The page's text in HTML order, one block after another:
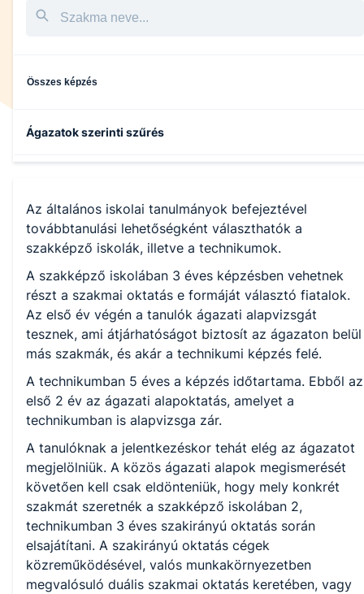
Összes képzés
Ágazatok szerinti szűrés
Az általános iskolai tanulmányok befejeztével
továbbtanulási lehetőségként választhatók a
szakképző iskolák, illetve a technikumok.
A szakképző iskolában 3 éves képzésben vehetnek
részt a szakmai oktatás e formáját választó fiatalok.
Az első év végén a tanulók ágazati alapvizsgát
tesznek, ami átjárhatóságot biztosít az ágazaton belül
más szakmák, és akár a technikumi képzés felé.
A technikumban 5 éves a képzés időtartama. Ebből az
első 2 év az ágazati alapoktatás, amelyet a
technikumban is alapvizsga zár.
A tanulóknak a jelentkezéskor tehát elég az ágazatot
megjelölniük. A közös ágazati alapok megismerését
követően kell csak eldönteniük, hogy mely konkrét
szakmát szeretnék a szakképző iskolában 2,
technikumban 3 éves szakirányú oktatás során
elsajátítani. A szakirányú oktatás cégek
közreműködésével, valós munkakörnyezetben
megvalósuló duális szakmai oktatás keretében, vagy